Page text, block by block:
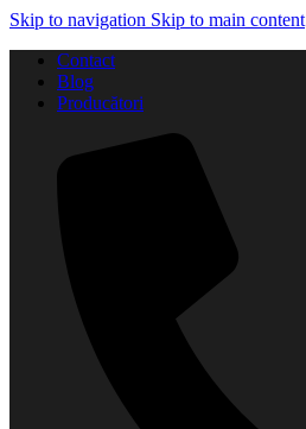
Skip to navigation Skip to main content
Contact
Blog
Producători